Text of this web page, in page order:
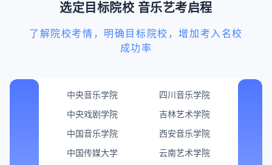
选定目标院校 音乐艺考启程
了解院校考情，明确目标院校，增加考入名校
成功率
中央音乐学院
四川音乐学院
中央戏剧学院
吉林艺术学院
中国音乐学院
西安音乐学院
中国传媒大学
云南艺术学院